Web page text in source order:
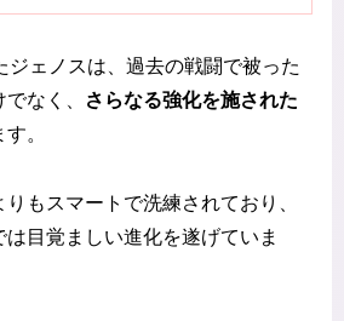
ジェノスは、過去の戦闘で被った
なく、
さらなる強化を施された
。
もスマートで洗練されており、
目覚ましい進化を遂げていま